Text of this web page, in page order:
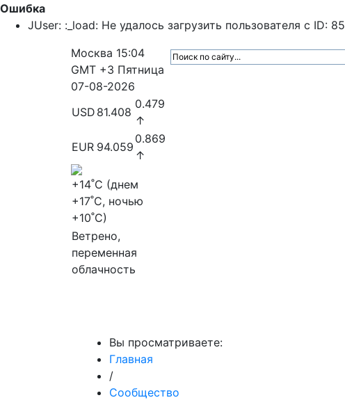
Ошибка
JUser: :_load: Не удалось загрузить пользователя с ID: 85
Москва 15:04
GMT +3 Пятница
07-08-2026
USD 81.408
0.479
↑
EUR 94.059
0.869
↑
+14˚C (днем
+17˚C, ночью
+10˚C)
Ветрено,
переменная
облачность
Вы просматриваете:
Главная
/
Сообщество